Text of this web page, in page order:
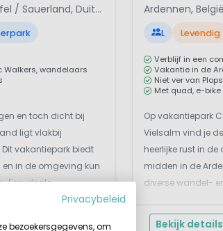
Nordrhein-Westfalen / Eifel / Sauerland, Duitsland
Walkers, wandelaars
en toch dicht bij
ligt vlakbij
vakantiepark biedt
in de omgeving kun
Een ideale
in Sauerland!
leuk. Voor de
bij Center Parcs »
Ardennen, België
L Levendig
Verblijf in een
Vakantie in de
Niet ver van
Met quad, e-
Op vakantiepark
Vielsalm vind je
heerlijke rust in
midden in de
diverse wandel-
de perfecte
Bekijk details
Privacybeleid
bezoekersgegevens, om